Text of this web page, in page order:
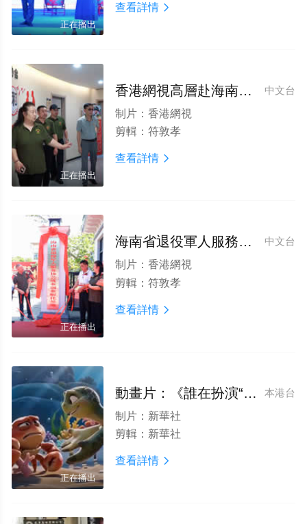
正在播出
查看詳情 
正在播出
中文台
香港網視高層赴海南省退役軍人協會調研 共探擁軍服務合作新路徑
制片： 香港網視
剪輯： 符敦孝
查看詳情 
正在播出
中文台
海南省退役軍人服務協會就業創業孵化基地在遵譚揭牌 助力老兵賦能鄉村振興
制片： 香港網視
剪輯： 符敦孝
查看詳情 
正在播出
本港台
動畫片：《誰在扮演“正義者”》
制片： 新華社
剪輯： 新華社
查看詳情 